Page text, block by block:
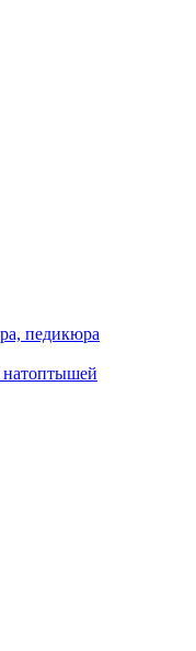
педикюра
натоптышей